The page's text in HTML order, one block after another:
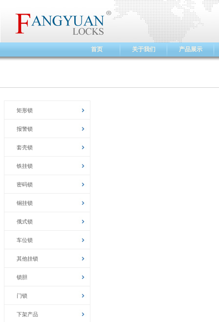
首页 关于我们 产品展示
矩形锁
报警锁
套壳锁
铁挂锁
密码锁
铜挂锁
俄式锁
车位锁
其他挂锁
锁胆
门锁
下架产品